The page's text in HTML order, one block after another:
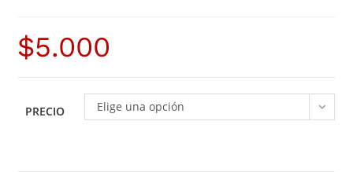
$5.000
PRECIO Elige una opción